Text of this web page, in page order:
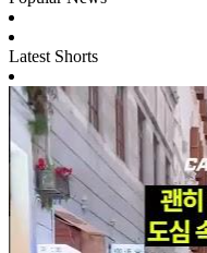
Latest Shorts